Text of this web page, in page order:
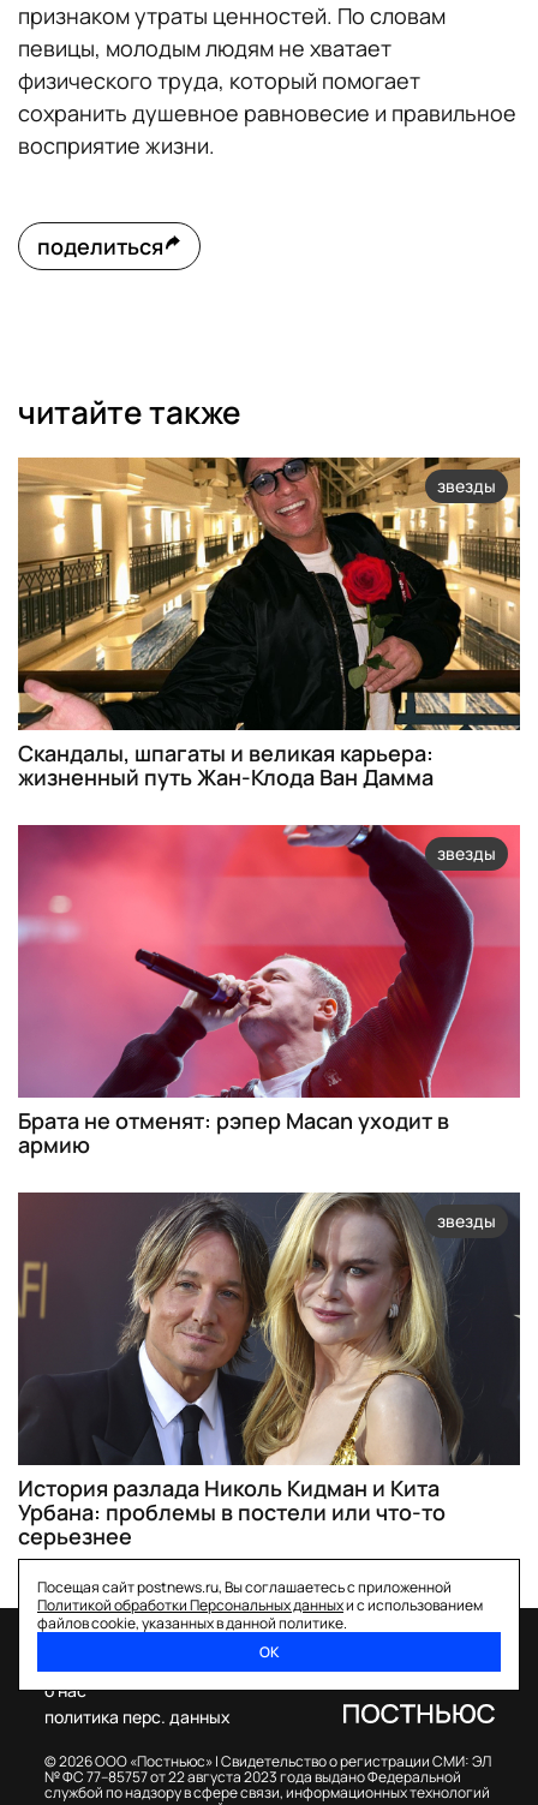
признаком утраты ценностей. По словам
певицы, молодым людям не хватает
физического труда, который помогает
сохранить душевное равновесие и правильное
восприятие жизни.
поделиться
читайте также
звезды
Скандалы, шпагаты и великая карьера:
жизненный путь Жан-Клода Ван Дамма
звезды
Брата не отменят: рэпер Macan уходит в
армию
звезды
История разлада Николь Кидман и Кита
Урбана: проблемы в постели или что-то
серьезнее
Посещая сайт postnews.ru, Вы соглашаетесь с приложенной
Политикой обработки Персональных данныхи с использованием
файлов cookie, указанных в данной политике.
ОК
© 2026 ООО «Постньюс» |Свидетельство о регистрации СМИ: ЭЛ
№ ФС 77–85757 от 22 августа 2023 года выдано Федеральной
службой по надзору в сфере связи, информационных технологий
о нас
политика перс. данных